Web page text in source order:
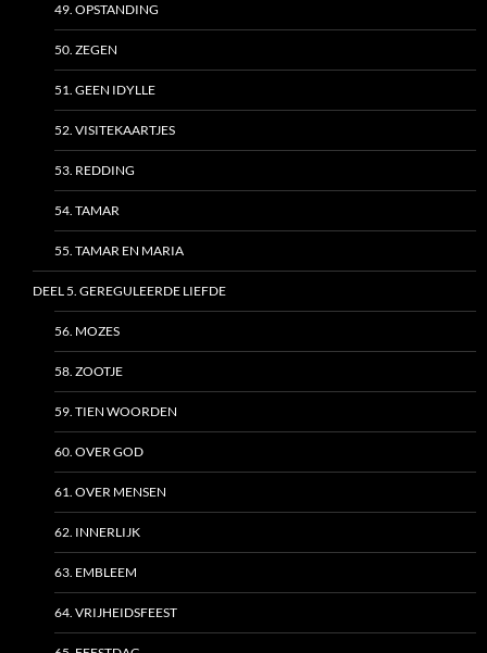
49. OPSTANDING
50. ZEGEN
51. GEEN IDYLLE
52. VISITEKAARTJES
53. REDDING
54. TAMAR
55. TAMAR EN MARIA
DEEL 5. GEREGULEERDE LIEFDE
56. MOZES
58. ZOOTJE
59. TIEN WOORDEN
60. OVER GOD
61. OVER MENSEN
62. INNERLIJK
63. EMBLEEM
64. VRIJHEIDSFEEST